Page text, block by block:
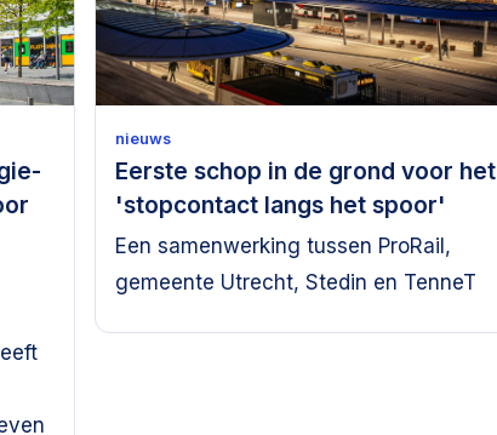
nieuws
Eerste schop in de grond voor het
'stopcontact langs het spoor'
Een samenwerking tussen ProRail,
gemeente Utrecht, Stedin en TenneT